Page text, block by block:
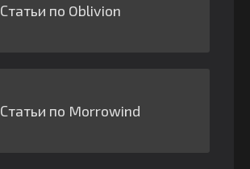
Статьи по Oblivion
Статьи по Morrowind